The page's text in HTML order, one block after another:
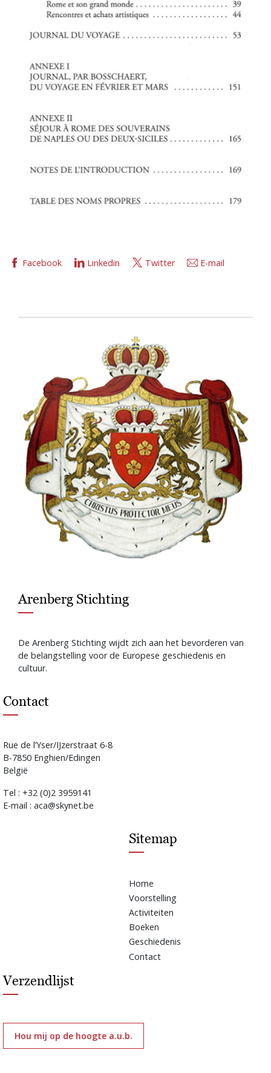
Facebook Linkedin Twitter E-mail
Arenberg Stichting
De Arenberg Stichting wijdt zich aan het bevorderen van
de belangstelling voor de Europese geschiedenis en
cultuur.
Contact
Rue de l’Yser/IJzerstraat 6-8
B-7850 Enghien/Edingen
België
Tel : +32 (0)2 3959141
E-mail : aca@skynet.be
Sitemap
Home
Voorstelling
Activiteiten
Boeken
Geschiedenis
Contact
Verzendlijst
Hou mij op de hoogte a.u.b.